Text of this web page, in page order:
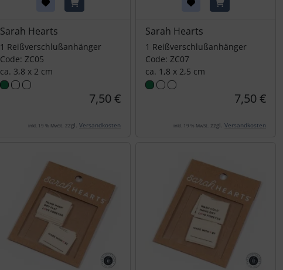
Sarah Hearts
1 Reißverschlußanhänger
Code: ZC05
ca. 3,8 x 2 cm
7,50 €
inkl. 19 % MwSt. zzgl. Versandkosten
Sarah Hearts
1 Reißverschlußanhänger
Code: ZC07
ca. 1,8 x 2,5 cm
7,50 €
inkl. 19 % MwSt. zzgl. Versandkosten